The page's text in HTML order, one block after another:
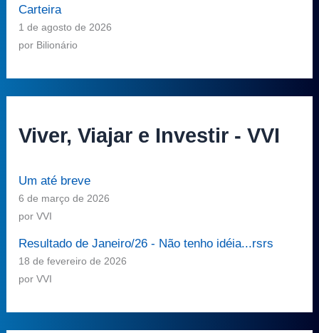
Carteira
1 de agosto de 2026
por Bilionário
Viver, Viajar e Investir - VVI
Um até breve
6 de março de 2026
por VVI
Resultado de Janeiro/26 - Não tenho idéia...rsrs
18 de fevereiro de 2026
por VVI